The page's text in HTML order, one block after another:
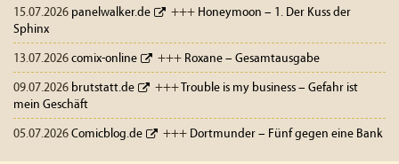
15.07.2026 panelwalker.de +++ Honeymoon – 1. Der Kuss der
Sphinx
13.07.2026 comix-online +++ Roxane – Gesamtausgabe
09.07.2026 brutstatt.de +++ Trouble is my business – Gefahr ist
mein Geschäft
05.07.2026 Comicblog.de +++ Dortmunder – Fünf gegen eine Bank